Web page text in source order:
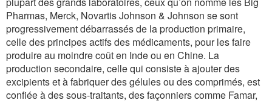
Pharmas, Merck, Novartis Johnson & Johnson se sont
progressivement débarrassés de la production primaire,
celle des principes actifs des médicaments, pour les faire
produire au moindre coût en Inde ou en Chine. La
production secondaire, celle qui consiste à ajouter des
excipients et à fabriquer des gélules ou des comprimés, est
confiée à des sous-traitants, des façonniers comme Famar,